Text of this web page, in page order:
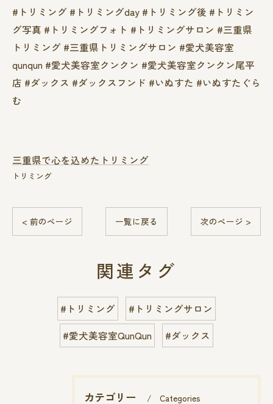
#トリミング #トリミングday #トリミング後 #トリミン
グ写真 #トリミングフォト #トリミングサロン #三重県
トリミング #三重県トリミングサロン #愛犬美容室
qunqun #愛犬美容室クンクン #愛犬美容室クンクン尾平
店 #ダックス #ダックスフンド #いぬすた #いぬすたぐら
む
三重県で心を込めたトリミング
トリミング
< 前のページ 一覧に戻る 次のページ >
関連タグ
#トリミング
#トリミングサロン
#愛犬美容室QunQun
#ダックス
カテゴリー Categories